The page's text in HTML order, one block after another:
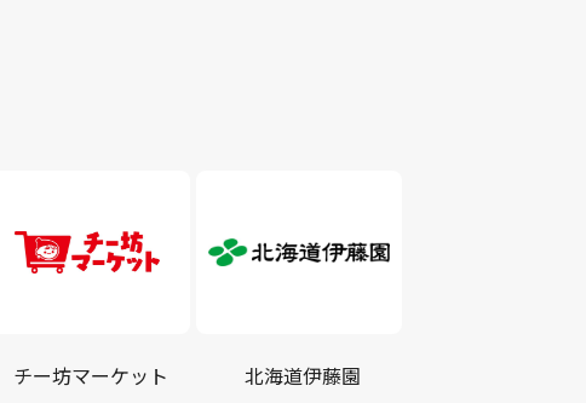
チー坊マーケット 北海道伊藤園